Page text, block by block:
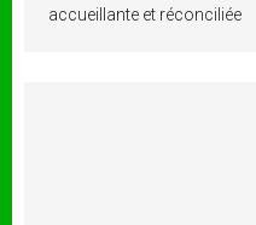
accueillante et réconciliée